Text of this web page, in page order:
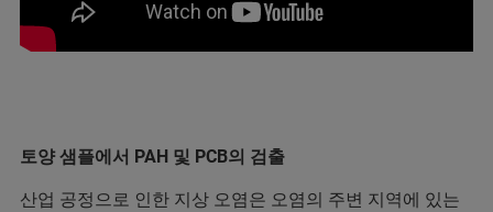
토양 샘플에서 PAH 및 PCB의 검출
산업 공정으로 인한 지상 오염은 오염의 주변 지역에 있는